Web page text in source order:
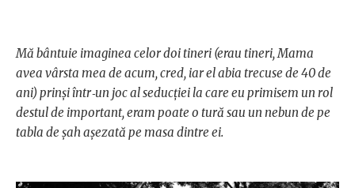
Mă bântuie imaginea celor doi tineri (erau tineri, Mama
avea vârsta mea de acum, cred, iar el abia trecuse de 40 de
ani) prinşi într‑un joc al seducţiei la care eu primisem un rol
destul de important, eram poate o tură sau un nebun de pe
tabla de şah aşezată pe masa dintre ei.